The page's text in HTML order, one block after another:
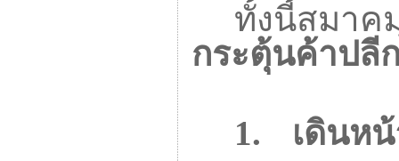
ทั้งนี้สมาค
กระตุ้นค้าปลี
1.
เดินห